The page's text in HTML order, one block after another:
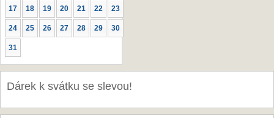
17 18 19 20 21 22 23
24 25 26 27 28 29 30
31
Dárek k svátku se slevou!